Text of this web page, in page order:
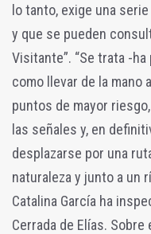
lo tanto, exige una
y que se pueden
Visitante”. “Se trata -
como llevar de la mano
puntos de mayor
las señales y, en
desplazarse por una
naturaleza y junto a un
Catalina García ha
Cerrada de Elías.